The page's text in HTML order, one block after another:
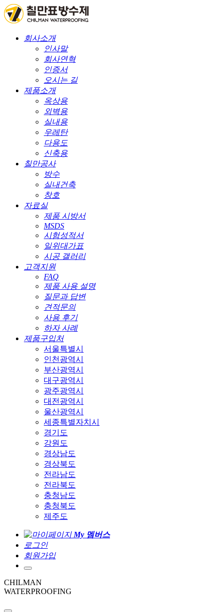
회사소개
인사말
회사연혁
인증서
오시는 길
제품소개
옥상용
외벽용
실내용
우레탄
다용도
신축용
칠만공사
방수
실내건축
창호
자료실
제품 시방서
MSDS
시험성적서
일위대가표
시공 갤러리
고객지원
FAQ
제품 사용 설명
질문과 답변
견적문의
사용 후기
하자 사례
제품구입처
서울특별시
인천광역시
부산광역시
대구광역시
광주광역시
대전광역시
울산광역시
세종특별자치시
경기도
강원도
경상남도
경상북도
전라남도
전라북도
충청남도
충청북도
제주도
My 멤버스
로그인
회원가입
CHILMAN
WATERPROOFING